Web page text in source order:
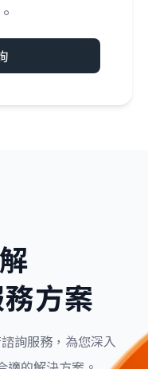
方案
詢服務，為您深入